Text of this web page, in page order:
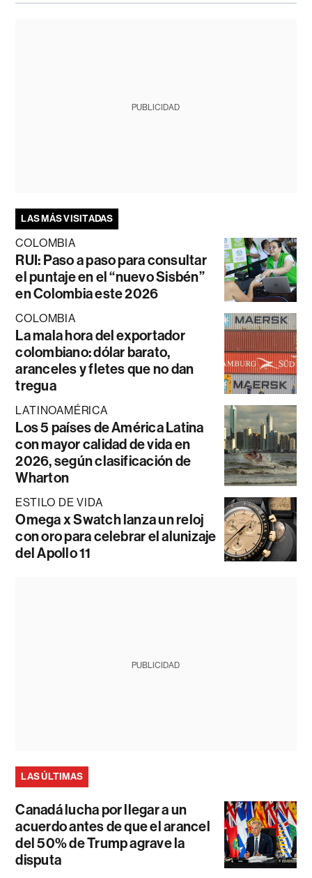
PUBLICIDAD
LAS MÁS VISITADAS
COLOMBIA
RUI: Paso a paso para consultar
el puntaje en el “nuevo Sisbén”
en Colombia este 2026
COLOMBIA
La mala hora del exportador
colombiano: dólar barato,
aranceles y fletes que no dan
tregua
LATINOAMÉRICA
Los 5 países de América Latina
con mayor calidad de vida en
2026, según clasificación de
Wharton
ESTILO DE VIDA
Omega x Swatch lanza un reloj
con oro para celebrar el alunizaje
del Apollo 11
PUBLICIDAD
LAS ÚLTIMAS
Canadá lucha por llegar a un
acuerdo antes de que el arancel
del 50% de Trump agrave la
disputa